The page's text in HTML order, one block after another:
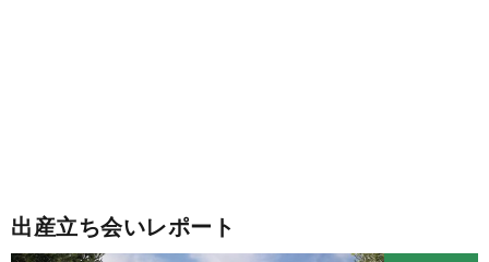
出産立ち会いレポート